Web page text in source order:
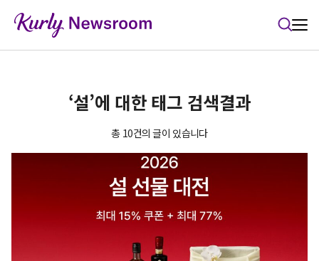
‘설’에 대한 태그 검색결과
총 10건의 글이 있습니다